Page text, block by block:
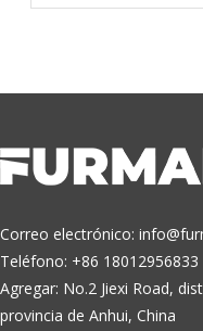
Correo electrónico:
Teléfono: +86 18012956833
Agregar: No.2 Jiexi Road,
provincia de Anhui, China